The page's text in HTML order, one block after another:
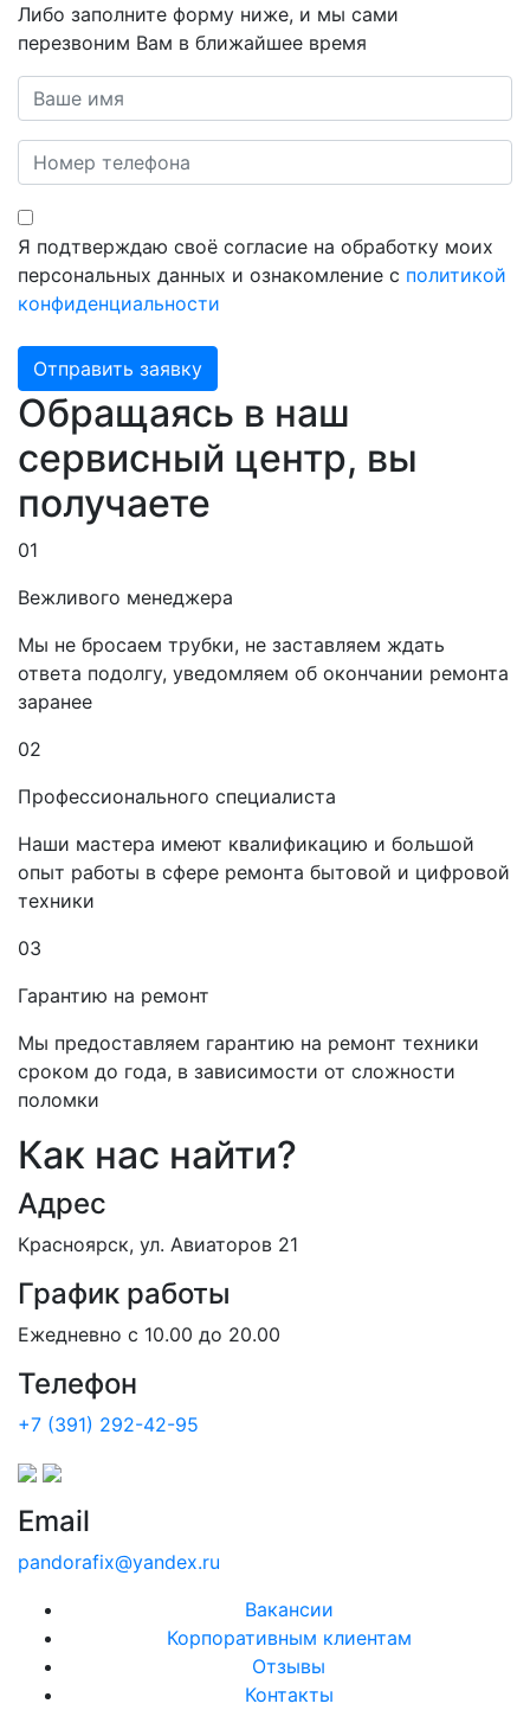
Либо заполните форму ниже, и мы сами
перезвоним Вам в ближайшее время
Я подтверждаю своё согласие на обработку моих
персональных данных и ознакомление с политикой
конфиденциальности
Отправить заявку
Обращаясь в наш
сервисный центр, вы
получаете
01
Вежливого менеджера
Мы не бросаем трубки, не заставляем ждать
ответа подолгу, уведомляем об окончании ремонта
заранее
02
Профессионального специалиста
Наши мастера имеют квалификацию и большой
опыт работы в сфере ремонта бытовой и цифровой
техники
03
Гарантию на ремонт
Мы предоставляем гарантию на ремонт техники
сроком до года, в зависимости от сложности
поломки
Как нас найти?
Адрес
Красноярск, ул. Авиаторов 21
График работы
Ежедневно с 10.00 до 20.00
Телефон
+7 (391) 292-42-95
Email
pandorafix@yandex.ru
Вакансии
Корпоративным клиентам
Отзывы
Контакты